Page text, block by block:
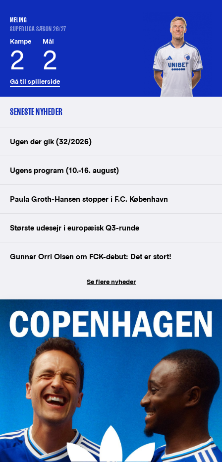
MELING
SUPERLIGA SÆSON 26/27
Kampe
2
Mål
2
Gå til spillerside
SENESTE NYHEDER
Ugen der gik (32/2026)
Ugens program (10.-16. august)
Paula Groth-Hansen stopper i F.C. København
Største udesejr i europæisk Q3-runde
Gunnar Orri Olsen om FCK-debut: Det er stort!
Se flere nyheder